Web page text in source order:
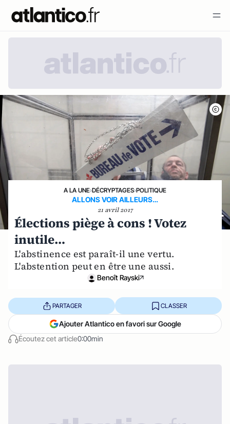
A LA UNE›DÉCRYPTAGES›POLITIQUE
ALLONS VOIR AILLEURS…
21 avril 2017
Élections piège à cons ! Votez
inutile…
L'abstinence est paraît-il une vertu.
L'abstention peut en être une aussi.
Benoît Rayski
Écoutez cet article0:00min
PARTAGER CLASSER
Ajouter Atlantico en favori sur Google